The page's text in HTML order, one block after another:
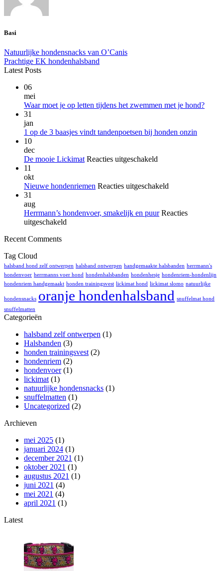
Basi
Natuurlijke hondensnacks van O’Canis
Prachtige EK hondenhalsband
Latest Posts
06
mei
Waar moet je op letten tijdens het zwemmen met je hond?Geen
31
jan
1 op de 3 baasjes vindt tandenpoetsen bij honden onzin
10
dec
De mooie Lickimat Reacties uitgeschakeld
Lickimat
11
okt
Nieuwe hondenriemen Reacties uitgeschakeld
31
aug
Herrmann’s hondenvoer, smakelijk en puur Reacties
uitgeschakeld
puur
Recent Comments
Tag Cloud
halsband hond zelf ontwerpen halsband ontwerpen handgemaakte halsbanden herrmann's
hondenvoer herrmanns voer hond hondenhalsbanden hondenhesje hondenriem-hondenlijn
hondenriem handgemaakt honden trainingsvest lickimat hond lickimat slomo natuurlijke
hondensnacks oranje hondenhalsband snuffelmat hond
snuffelmatten
Categorieën
halsband zelf ontwerpen (1)
Halsbanden (3)
honden trainingsvest (2)
hondenriem (2)
hondenvoer(1)
lickimat (1)
natuurlijke hondensnacks (1)
snuffelmatten (1)
Uncategorized (2)
Archieven
mei 2025 (1)
januari 2024 (1)
december 2021 (1)
oktober 2021 (1)
augustus 2021 (1)
juni 2021 (4)
mei 2021 (4)
april 2021 (1)
Latest